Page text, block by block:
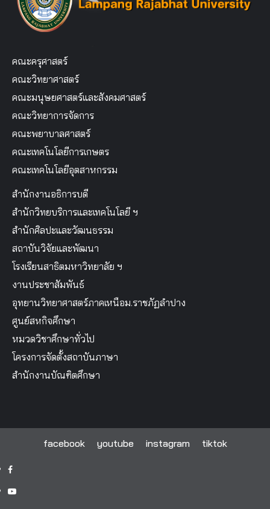
คณะครุศาสตร์
คณะวิทยาศาสตร์
คณะมนุษยศาสตร์และสังคมศาสตร์
คณะวิทยาการจัดการ
คณะพยาบาลศาสตร์
คณะเทคโนโลยีการเกษตร
คณะเทคโนโลยีอุตสาหกรรม
สำนักงานอธิการบดี
สำนักวิทยบริการและเทคโนโลยี ฯ
สำนักศิลปะและวัฒนธรรม
สถาบันวิจัยและพัฒนา
โรงเรียนสาธิตมหาวิทยาลัย ฯ
งานประชาสัมพันธ์
อุทยานวิทยาศาสตร์ภาคเหนือม.ราชภัฏลำปาง
ศูนย์สหกิจศึกษา
หมวดวิชาศึกษาทั่วไป
โครงการจัดตั้งสถาบันภาษา
สำนักงานบัณฑิตศึกษา
facebook youtube instagram tiktok
facebook
youtube